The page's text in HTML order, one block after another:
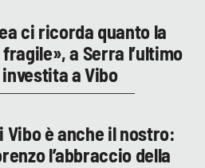
ci ricorda quanto la
a Serra l’ultimo
a Vibo
Vibo è anche il nostro:
l’abbraccio della